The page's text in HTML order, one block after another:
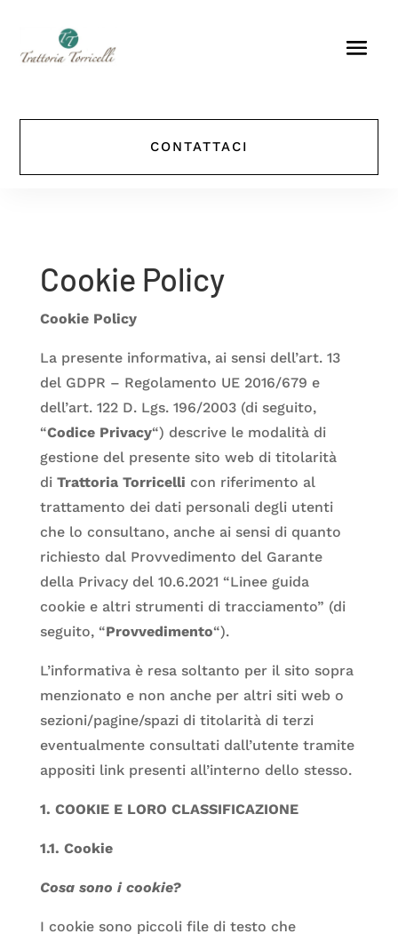
CONTATTACI
Cookie Policy
Cookie Policy
La presente informativa, ai sensi dell’art. 13
del GDPR – Regolamento UE 2016/679 e
dell’art. 122 D. Lgs. 196/2003 (di seguito,
“Codice Privacy“) descrive le modalità di
gestione del presente sito web di titolarità
di Trattoria Torricelli con riferimento al
trattamento dei dati personali degli utenti
che lo consultano, anche ai sensi di quanto
richiesto dal Provvedimento del Garante
della Privacy del 10.6.2021 “Linee guida
cookie e altri strumenti di tracciamento” (di
seguito, “Provvedimento“).
L’informativa è resa soltanto per il sito sopra
menzionato e non anche per altri siti web o
sezioni/pagine/spazi di titolarità di terzi
eventualmente consultati dall’utente tramite
appositi link presenti all’interno dello stesso.
1. COOKIE E LORO CLASSIFICAZIONE
1.1. Cookie
Cosa sono i cookie?
I cookie sono piccoli file di testo che